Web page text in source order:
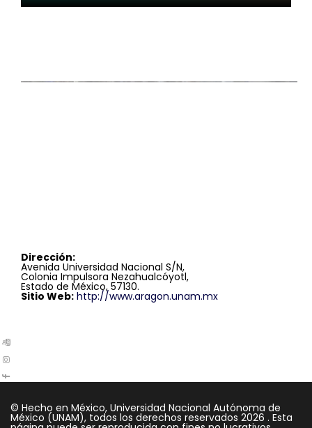
Dirección:
Avenida Universidad Nacional S/N,
Colonia Impulsora Nezahualcóyotl,
Estado de México, 57130.
Sitio Web: http://www.aragon.unam.mx
© Hecho en México, Universidad Nacional Autónoma de
México (UNAM), todos los derechos reservados 2026 . Esta